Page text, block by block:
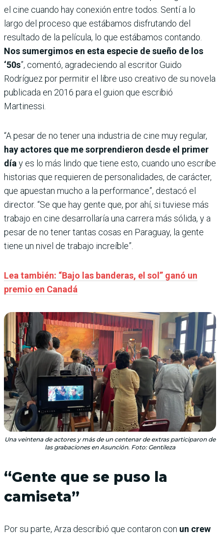
el cine cuando hay conexión entre todos. Sentí a lo
largo del proceso que estábamos disfrutando del
resultado de la película, lo que estábamos contando.
Nos sumergimos en esta especie de sueño de los
‘50s”, comentó, agradeciendo al escritor Guido
Rodríguez por permitir el libre uso creativo de su novela
publicada en 2016 para el guion que escribió
Martinessi.
“A pesar de no tener una industria de cine muy regular,
hay actores que me sorprendieron desde el primer
día y es lo más lindo que tiene esto, cuando uno escribe
historias que requieren de personalidades, de carácter,
que apuestan mucho a la performance”, destacó el
director. “Se que hay gente que, por ahí, si tuviese más
trabajo en cine desarrollaría una carrera más sólida, y a
pesar de no tener tantas cosas en Paraguay, la gente
tiene un nivel de trabajo increíble”.
Lea también: “Bajo las banderas, el sol” ganó un
premio en Canadá
Una veintena de actores y más de un centenar de extras participaron de
las grabaciones en Asunción. Foto: Gentileza
“Gente que se puso la
camiseta”
Por su parte, Arza describió que contaron con un crew